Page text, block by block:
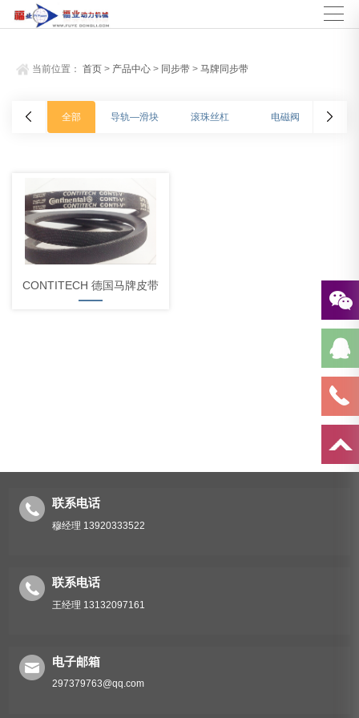
当前位置：首页 > 产品中心 > 同步带 >马牌同步带
全部 导轨—滑块 滚珠丝杠 电磁阀
CONTITECH 德国马牌皮带
联系电话
穆经理 13920333522
联系电话
王经理 13132097161
电子邮箱
297379763@qq.com